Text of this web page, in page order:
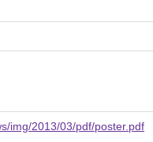
img/2013/03/pdf/poster.pdf